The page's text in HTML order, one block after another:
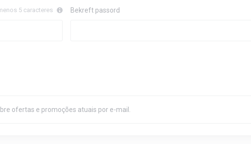
5 caracteres Bekreft passord
ofertas e promoções atuais por e-mail.